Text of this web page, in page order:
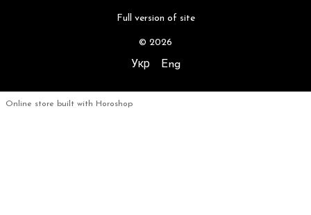
Full version of site
© 2026
Укр Eng
Online store built with Horoshop